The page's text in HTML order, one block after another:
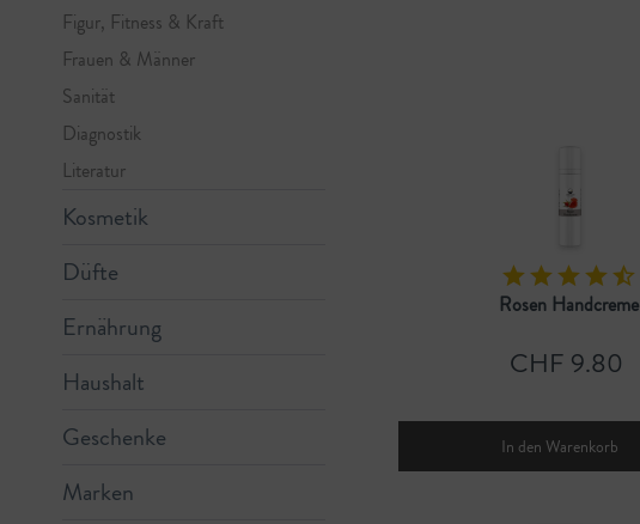
Figur, Fitness & Kraft
Frauen & Männer
Sanität
Diagnostik
Literatur
Kosmetik
Düfte
Ernährung
Haushalt
Geschenke
Marken
Rosen Handcreme
CHF 9.80
In den Warenkorb